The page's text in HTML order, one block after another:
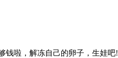
钱啦，解冻自己的卵子，生娃吧!